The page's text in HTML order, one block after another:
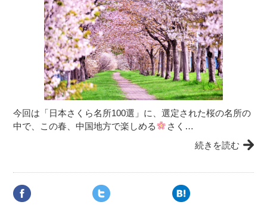
今回は「日本さくら名所100選」に、選定された桜の名所の
中で、この春、中国地方で楽しめる
さく…
続きを読む